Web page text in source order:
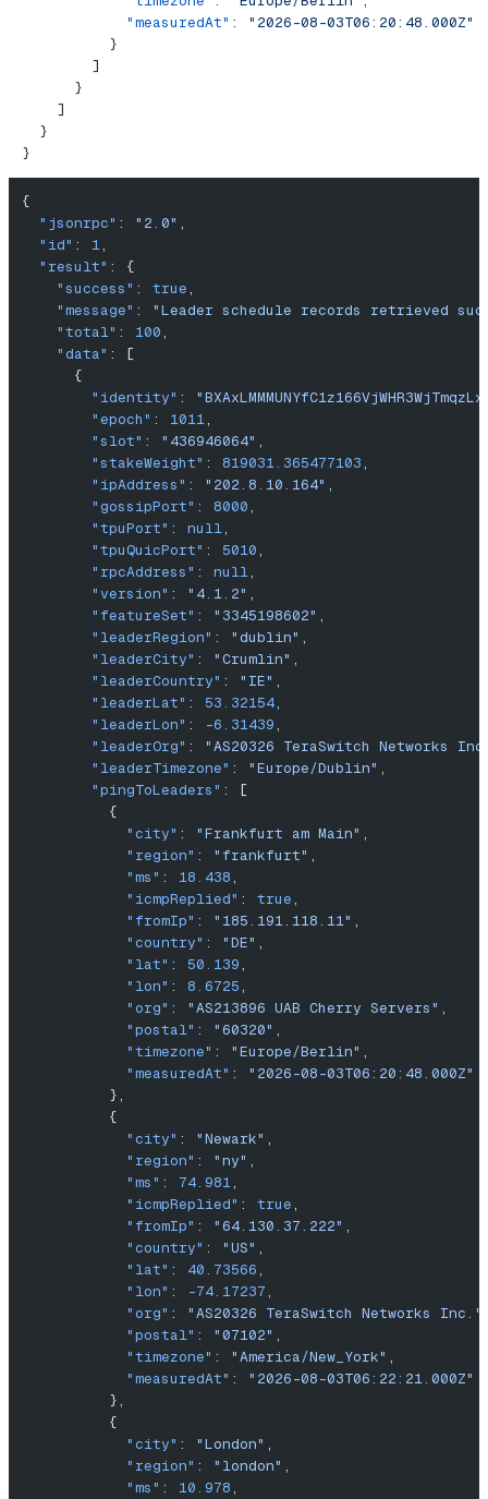
            "measuredAt"
: "2026-08-03T06:20:48.000Z"
          }
        ]
      }
    ]
  }
}
{
  "jsonrpc"
: "2.0" ,
  "id"
: 1,
  "result"
: {
    "success"
: true,
    "message"
: "Leader schedule records retrieved
    "total"
: 100,
    "data"
: [
      {
        "identity"
:
        "epoch"
: 1011,
        "slot"
: "436946064" ,
        "stakeWeight"
: 819031.365477103,
        "ipAddress"
: "202.8.10.164" ,
        "gossipPort"
: 8000,
        "tpuPort"
: null,
        "tpuQuicPort"
: 5010,
        "rpcAddress"
: null,
        "version"
: "4.1.2" ,
        "featureSet"
: "3345198602" ,
        "leaderRegion"
: "dublin" ,
        "leaderCity"
: "Crumlin" ,
        "leaderCountry"
: "IE" ,
        "leaderLat"
: 53.32154,
        "leaderLon"
: -6.31439,
        "leaderOrg"
: "AS20326 TeraSwitch Networks
        "leaderTimezone"
: "Europe/Dublin" ,
        "pingToLeaders"
: [
          {
            "city"
: "Frankfurt am Main" ,
            "region"
: "frankfurt" ,
            "ms"
: 18.438,
            "icmpReplied"
: true,
            "fromIp"
: "185.191.118.11" ,
            "country"
: "DE" ,
            "lat"
: 50.139,
            "lon"
: 8.6725,
            "org"
: "AS213896 UAB Cherry Servers" ,
            "postal"
: "60320" ,
            "timezone"
: "Europe/Berlin" ,
            "measuredAt"
: "2026-08-03T06:20:48.000Z"
          },
          {
            "city"
: "Newark" ,
            "region"
: "ny" ,
            "ms"
: 74.981,
            "icmpReplied"
: true,
            "fromIp"
: "64.130.37.222" ,
            "country"
: "US" ,
            "lat"
: 40.73566,
            "lon"
: -74.17237,
            "org"
: "AS20326 TeraSwitch Networks Inc."
            "postal"
: "07102" ,
            "timezone"
: "America/New_York" ,
            "measuredAt"
: "2026-08-03T06:22:21.000Z"
          },
          {
            "city"
: "London" ,
            "region"
: "london" ,
            "ms"
: 10.978,